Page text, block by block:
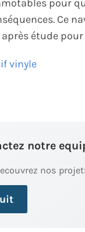
pour
Ce
étude
vinyle
notre
nos